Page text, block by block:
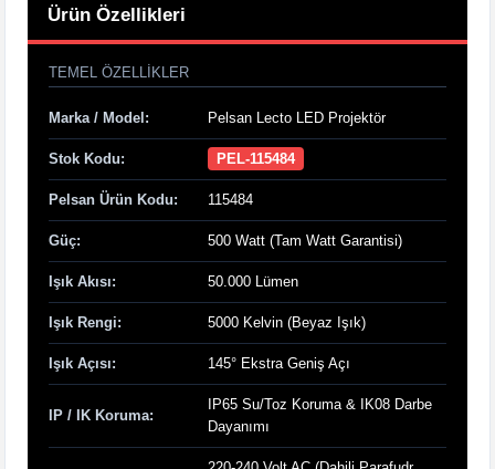
Ürün Özellikleri
TEMEL ÖZELLIKLER
Marka / Model: Pelsan Lecto LED Projektör
Stok Kodu: PEL-115484
Pelsan Ürün Kodu: 115484
Güç: 500 Watt (Tam Watt Garantisi)
Işık Akısı: 50.000 Lümen
Işık Rengi: 5000 Kelvin (Beyaz Işık)
Işık Açısı: 145° Ekstra Geniş Açı
IP / IK Koruma:
IP65 Su/Toz Koruma & IK08 Darbe
Dayanımı